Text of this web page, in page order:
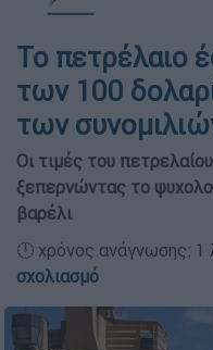
Το πετρέλαιο
των 100
των
Οι τιμές του
ξεπερνώντας το
βαρέλι
🕛 χρόνος
σχολιασμό